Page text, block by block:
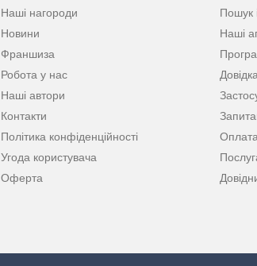
Наші нагороди
Новини
Франшиза
Робота у нас
Наші автори
Контакти
Політика конфіденційності
Угода користувача
Оферта
Пошук
Наші